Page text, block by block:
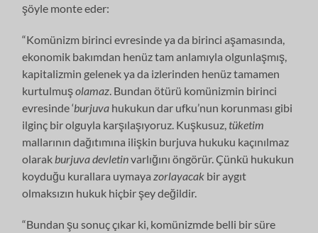
şöyle monte eder:
“Komünizm birinci evresinde ya da birinci aşamasında,
ekonomik bakımdan henüz tam anlamıyla olgunlaşmış,
kapitalizmin gelenek ya da izlerinden henüz tamamen
kurtulmuşolamaz . Bundan ötürü komünizmin birinci
evresinde ‘burjuva hukukun dar ufku’nun korunması gibi
ilginç bir olguyla karşılaşıyoruz. Kuşkusuz, tüketim
mallarının dağıtımına ilişkin burjuva hukuku kaçınılmaz
olarak burjuva devletinvarlığını öngörür. Çünkü hukukun
koyduğu kurallara uymaya zorlayacak bir aygıt
olmaksızın hukuk hiçbir şey değildir.
“Bundan şu sonuç çıkar ki, komünizmde belli bir süre